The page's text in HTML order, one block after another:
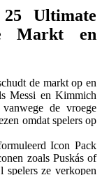
Ultimate
Markt en
de markt op en
Messi en Kimmich
de vroege
omdat spelers op
Icon Pack
zoals Puskás of
ze verkopen